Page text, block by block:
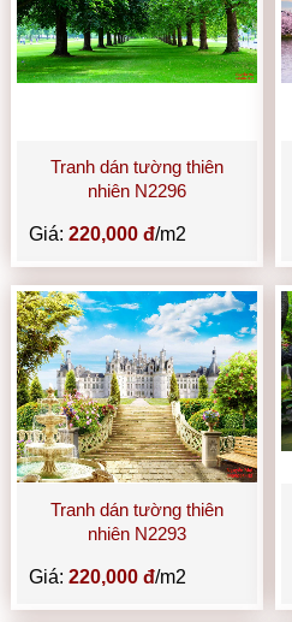
Tranh dán tường thiên
nhiên N2296
Giá:220,000 đ/m2
Tranh dán tường thiên
nhiên N2293
Giá:220,000 đ/m2